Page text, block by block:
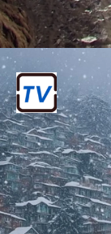
काराकोरम
यह पर्वत
और इसमें K2